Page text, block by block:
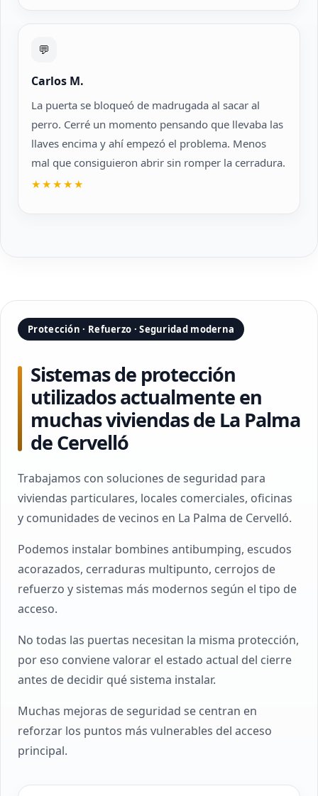
💬
Carlos M.
La puerta se bloqueó de madrugada al sacar al
perro. Cerré un momento pensando que llevaba las
llaves encima y ahí empezó el problema. Menos
mal que consiguieron abrir sin romper la cerradura.
★★★★★
Protección · Refuerzo · Seguridad moderna
Sistemas de protección
utilizados actualmente en
muchas viviendas de La Palma
de Cervelló
Trabajamos con soluciones de seguridad para
viviendas particulares, locales comerciales, oficinas
y comunidades de vecinos en La Palma de Cervelló.
Podemos instalar bombines antibumping, escudos
acorazados, cerraduras multipunto, cerrojos de
refuerzo y sistemas más modernos según el tipo de
acceso.
No todas las puertas necesitan la misma protección,
por eso conviene valorar el estado actual del cierre
antes de decidir qué sistema instalar.
Muchas mejoras de seguridad se centran en
reforzar los puntos más vulnerables del acceso
principal.